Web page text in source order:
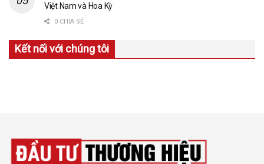
Việt Nam và Hoa Kỳ
0 CHIA SẺ
Kết nối với chúng tôi